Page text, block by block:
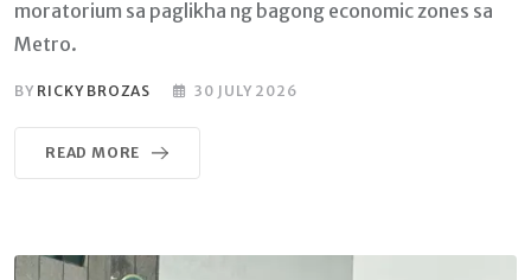
moratorium sa paglikha ng bagong economic zones sa
Metro.
BY RICKY BROZAS 30 JULY 2026
READ MORE